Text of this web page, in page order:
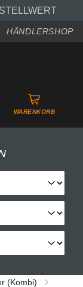
HÄNDLERSHOP
WARENKORB
(Kombi)